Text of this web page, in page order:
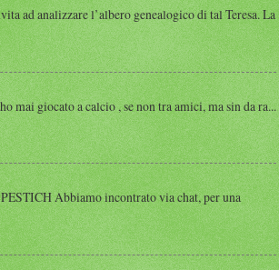
ad analizzare l’albero genealogico di tal Teresa. La
giocato a calcio , se non tra amici, ma sin da ra...
Abbiamo incontrato via chat, per una